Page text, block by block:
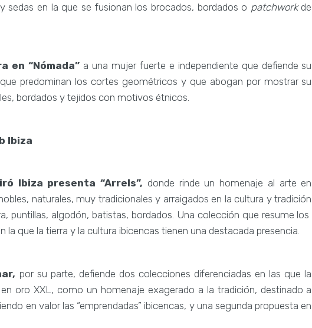
sedas en la que se fusionan los brocados, bordados o patchworkde
en “Nómada” a una mujer fuerte e independiente que defiende su
predominan los cortes geométricos y que abogan por mostrar su
bordados y tejidos con motivos étnicos.
Ibiza
Ibiza presenta “Arrels”, donde rinde un homenaje al arte en
naturales, muy tradicionales y arraigados en la cultura y tradición
puntillas, algodón, batistas, bordados. Una colección que resume los
la que la tierra y la cultura ibicencas tienen una destacada presencia.
por su parte, defiende dos colecciones diferenciadas en las que la
oro XXL, como un homenaje exagerado a la tradición, destinado a
en valor las “emprendadas” ibicencas, y una segunda propuesta en